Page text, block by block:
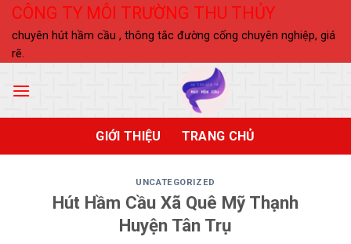
Skip
content
CÔNG TY MÔI TRƯỜNG THU THỦY
chuyên hút hầm cầu , thông tắc đường cống chuyên nghiệp, giá
rẽ.
GIỚI THIỆU TRANG CHỦ
UNCATEGORIZED
Hút Hầm Cầu Xã Quê Mỹ Thạnh
Huyện Tân Trụ